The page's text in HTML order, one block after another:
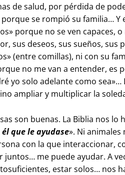
de salud, por pérdida de
se rompió su familia… Y
porque no se ven capaces,
sus deseos, sus sueños, sus
(entre comillas), ni con su
no me van a entender, es
yo solo adelante como sea»…
ampliar y multiplicar la
buenas. La Biblia nos lo
que le ayudase». Ni
con la que interaccionar,
me puede ayudar. A
estar solos… nos